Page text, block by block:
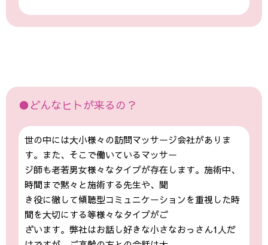
●どんなヒトが来るの？
世の中には大小様々の訪問マッサージ会社がありま
す。また、そこで働いているマッサー
ジ師も老若男女様々なタイプが存在します。施術中、
時間まで黙々と施術する先生や、聞
き役に徹して傾聴型コミュニケーションを重視した時
間を大切にする等様々なタイプがご
ざいます。弊社はお話し好きな小さなおっさん1人だ